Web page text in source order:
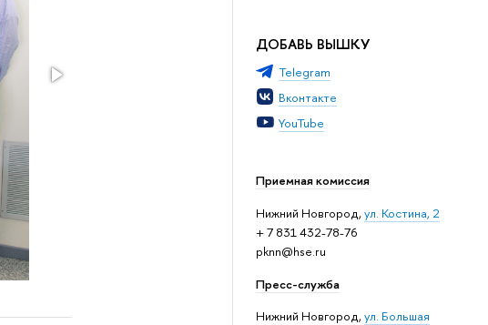
ДОБАВЬ ВЫШКУ
Telegram
Вконтакте
YouTube
Приемная комиссия
Нижний Новгород,ул. Костина, 2
+ 7 831 432-78-76
pknn@hse.ru
Пресс-служба
Нижний Новгород,ул. Большая